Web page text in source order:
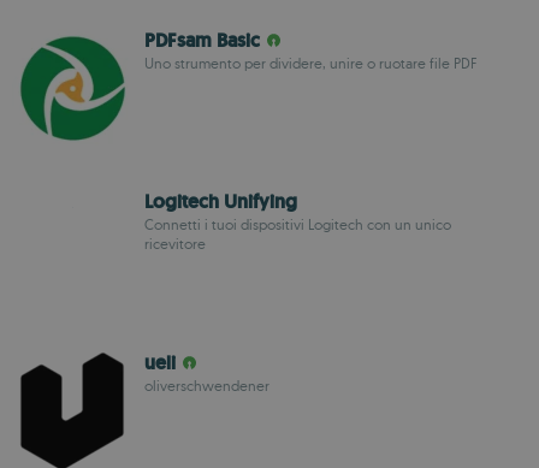
PDFsam Basic
Uno strumento per dividere, unire o ruotare file PDF
Logitech Unifying
Connetti i tuoi dispositivi Logitech con un unico
ricevitore
ueli
oliverschwendener